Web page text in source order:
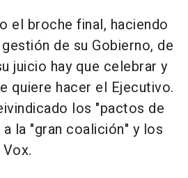
el broche final, haciendo
de su Gobierno, de
juicio hay que celebrar y
quiere hacer el Ejecutivo.
los "pactos de
la "gran coalición" y los